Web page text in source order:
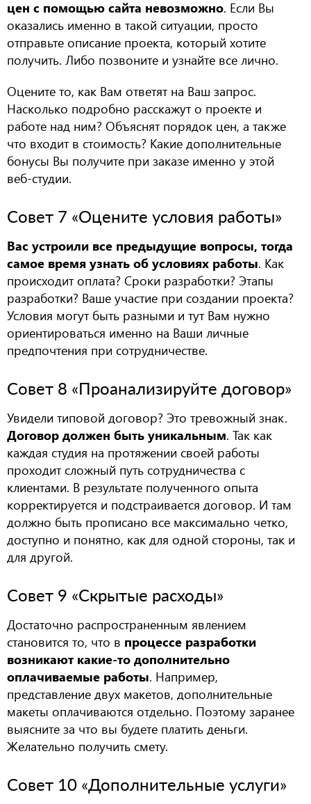
цен с помощью сайта невозможно. Если Вы
оказались именно в такой ситуации, просто
отправьте описание проекта, который хотите
получить. Либо позвоните и узнайте все лично.
Оцените то, как Вам ответят на Ваш запрос.
Насколько подробно расскажут о проекте и
работе над ним? Объяснят порядок цен, а также
что входит в стоимость? Какие дополнительные
бонусы Вы получите при заказе именно у этой
веб-студии.
Совет 7 «Оцените условия работы»
Вас устроили все предыдущие вопросы, тогда
самое время узнать об условиях работы. Как
происходит оплата? Сроки разработки? Этапы
разработки? Ваше участие при создании проекта?
Условия могут быть разными и тут Вам нужно
ориентироваться именно на Ваши личные
предпочтения при сотрудничестве.
Совет 8 «Проанализируйте договор»
Увидели типовой договор? Это тревожный знак.
Договор должен быть уникальным. Так как
каждая студия на протяжении своей работы
проходит сложный путь сотрудничества с
клиентами. В результате полученного опыта
корректируется и подстраивается договор. И там
должно быть прописано все максимально четко,
доступно и понятно, как для одной стороны, так и
для другой.
Совет 9 «Скрытые расходы»
Достаточно распространенным явлением
становится то, что в процессе разработки
возникают какие-то дополнительно
оплачиваемые работы. Например,
представление двух макетов, дополнительные
макеты оплачиваются отдельно. Поэтому заранее
выясните за что вы будете платить деньги.
Желательно получить смету.
Совет 10 «Дополнительные услуги»